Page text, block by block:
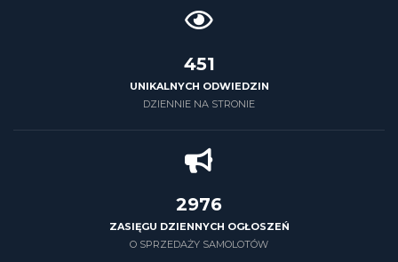
500
UNIKALNYCH ODWIEDZIN
DZIENNIE NA STRONIE
3500
ZASIĘGU DZIENNYCH OGŁOSZEŃ
O SPRZEDAŻY SAMOLOTÓW